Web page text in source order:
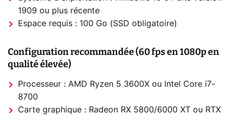
1909 ou plus récente
Espace requis : 100 Go (SSD obligatoire)
Configuration recommandée (60 fps en 1080p en
qualité élevée)
Processeur : AMD Ryzen 5 3600X ou Intel Core i7-
8700
Carte graphique : Radeon RX 5800/6000 XT ou RTX